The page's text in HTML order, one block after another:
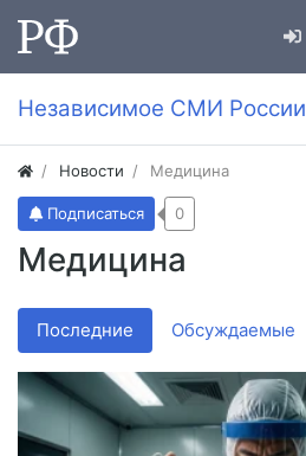
Независимое СМИ России
Новости Медицина
Медицина
Подписаться 0
Последние Обсуждаемые